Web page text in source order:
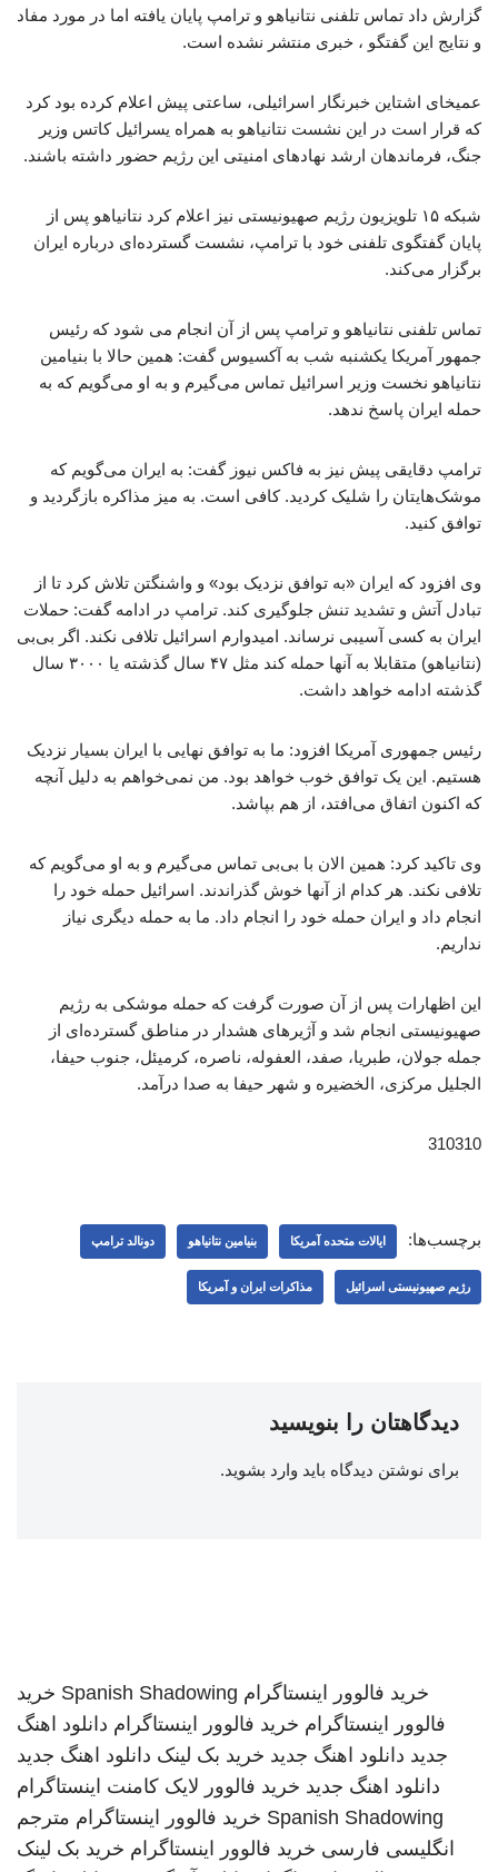
گزارش داد تماس تلفنی نتانیاهو و ترامپ پایان یافته اما در مورد مفاد
و نتایج این گفتگو ، خبری منتشر نشده است.
عمیخای اشتاین خبرنگار اسرائیلی، ساعتی پیش اعلام کرده بود کرد
که قرار است در این نشست نتانیاهو به همراه یسرائیل کاتس وزیر
جنگ، فرماندهان ارشد نهادهای امنیتی این رژیم حضور داشته باشند.
شبکه ۱۵ تلویزیون رژیم صهیونیستی نیز اعلام کرد نتانیاهو پس از
پایان گفتگوی تلفنی خود با ترامپ، نشست گسترده‌ای درباره ایران
برگزار می‌کند.
تماس تلفنی نتانیاهو و ترامپ پس از آن انجام می شود که رئیس
جمهور آمریکا یکشنبه شب به آکسیوس گفت: همین حالا با بنیامین
نتانیاهو نخست وزیر اسرائیل تماس می‌گیرم و به او می‌گویم که به
حمله ایران پاسخ ندهد.
ترامپ دقایقی پیش نیز به فاکس نیوز گفت: به ایران می‌گویم که
موشک‌هایتان را شلیک کردید. کافی است. به میز مذاکره بازگردید و
توافق کنید.
وی افزود که ایران «به توافق نزدیک بود» و واشنگتن تلاش کرد تا از
تبادل آتش و تشدید تنش جلوگیری کند. ترامپ در ادامه گفت: حملات
ایران به کسی آسیبی نرساند. امیدوارم اسرائیل تلافی نکند. اگر بی‌بی
(نتانیاهو) متقابلا به آنها حمله کند مثل ۴۷ سال گذشته یا ۳۰۰۰ سال
گذشته ادامه خواهد داشت.
رئیس جمهوری آمریکا افزود: ما به توافق نهایی با ایران بسیار نزدیک
هستیم. این یک توافق خوب خواهد بود. من نمی‌خواهم به دلیل آنچه
که اکنون اتفاق می‌افتد، از هم بپاشد.
وی تاکید کرد: همین الان با بی‌بی تماس می‌گیرم و به او می‌گویم که
تلافی نکند. هر کدام از آنها خوش گذراندند. اسرائیل حمله خود را
انجام داد و ایران حمله خود را انجام داد. ما به حمله دیگری نیاز
نداریم.
این اظهارات پس از آن صورت گرفت که حمله موشکی به رژیم
صهیونیستی انجام شد و آژیرهای هشدار در مناطق گسترده‌ای از
جمله جولان، طبریا، صفد، العفوله، ناصره، کرمیئل، جنوب حیفا،
الجلیل مرکزی، الخضیره و شهر حیفا به صدا درآمد.
310310
برچسب‌ها: ایالات متحده آمریکا بنیامین نتانیاهو دونالد ترامپ
رژیم صهیونیستی اسرائیل مذاکرات ایران و آمریکا
دیدگاهتان را بنویسید
برای نوشتن دیدگاه باید وارد بشوید.
خرید فالوور اینستاگرام Spanish Shadowing خرید
فالوور اینستاگرام خرید فالوور اینستاگرام دانلود اهنگ
جدید دانلود اهنگ جدید خرید بک لینک دانلود اهنگ جدید
دانلود اهنگ جدید خرید فالوور لایک کامنت اینستاگرام
Spanish Shadowing خرید فالوور اینستاگرام مترجم
انگلیسی فارسی خرید فالوور اینستاگرام خرید بک لینک